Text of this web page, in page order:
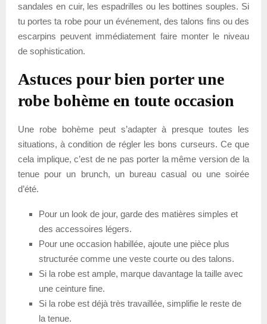
sandales en cuir, les espadrilles ou les bottines souples. Si
tu portes ta robe pour un événement, des talons fins ou des
escarpins peuvent immédiatement faire monter le niveau
de sophistication.
Astuces pour bien porter une
robe bohème en toute occasion
Une robe bohème peut s’adapter à presque toutes les
situations, à condition de régler les bons curseurs. Ce que
cela implique, c’est de ne pas porter la même version de la
tenue pour un brunch, un bureau casual ou une soirée
d’été.
Pour un look de jour, garde des matières simples et
des accessoires légers.
Pour une occasion habillée, ajoute une pièce plus
structurée comme une veste courte ou des talons.
Si la robe est ample, marque davantage la taille avec
une ceinture fine.
Si la robe est déjà très travaillée, simplifie le reste de
la tenue.